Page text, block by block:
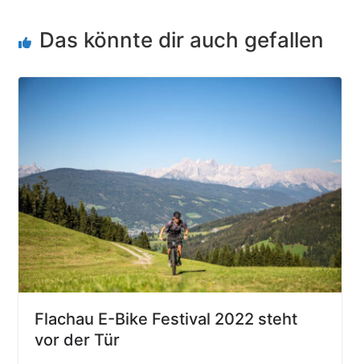
Das könnte dir auch gefallen
Flachau E-Bike Festival 2022 steht
vor der Tür